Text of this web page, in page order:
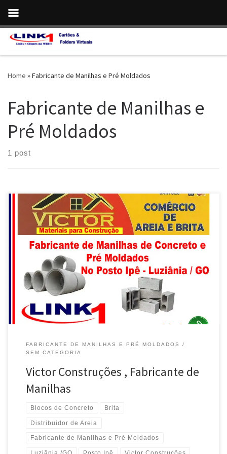
Skip to content
Home »Fabricante de Manilhas e Pré Moldados
Fabricante de Manilhas e
Pré Moldados
1 post
FABRICANTE DE MANILHAS E PRÉ MOLDADOS
SEM CATEGORIA
Victor Construções , Fabricante de
Manilhas
Blocos de Concreto Brita
Distribuidor de Areia
Fabricante de Manilhas e Pré Moldados